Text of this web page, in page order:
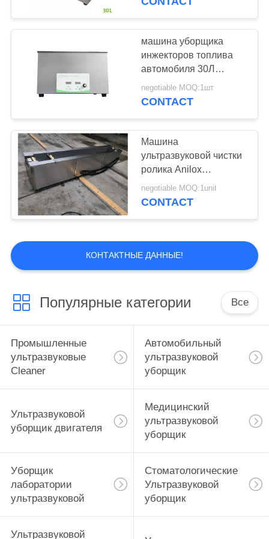
машина уборщика
инжекторов топлива
автомобиля 30Л
промышленная
ультразвуковая с
negotiable MOQ:1шт
CONTACT
Машина
ультразвуковой чистки
ролика Anilox
промышленная с
системой вращения
negotiable MOQ:1unit
CONTACT
КОНТАКТНЫЕ ДАННЫЕ!
Популярные категории Все
Промышленные
ультразвуковые
Cleaner
Автомобильный
ультразвуковой
уборщик
Ультразвуковой
уборщик двигателя
Медицинский
ультразвуковой
уборщик
Уборщик
лаборатории
ультразвуковой
Стоматологические
Ультразвуковой
уборщик
Ультразвуковой